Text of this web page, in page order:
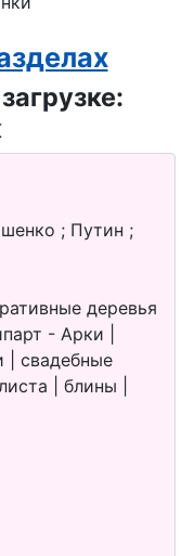
; Путин ;
деревья
- Арки |
| свадебные
| блины |